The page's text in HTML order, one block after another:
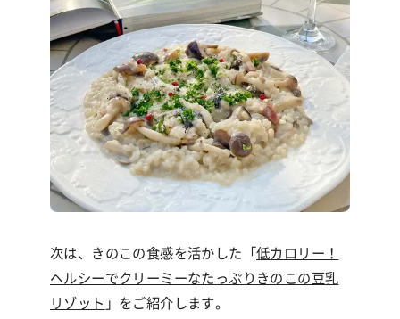
次は、きのこの食感を活かした「 低カロリー！
ヘルシーでクリーミーなたっぷりきのこの豆乳
リゾット 」をご紹介します。